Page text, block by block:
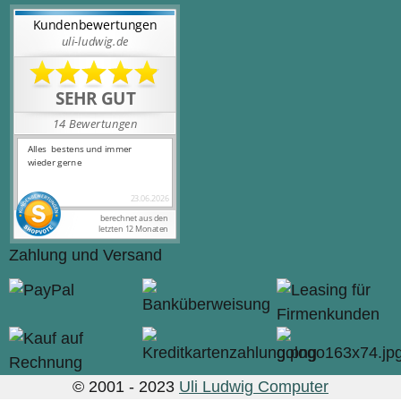
Zahlung und Versand
© 2001 - 2023 Uli Ludwig Computer